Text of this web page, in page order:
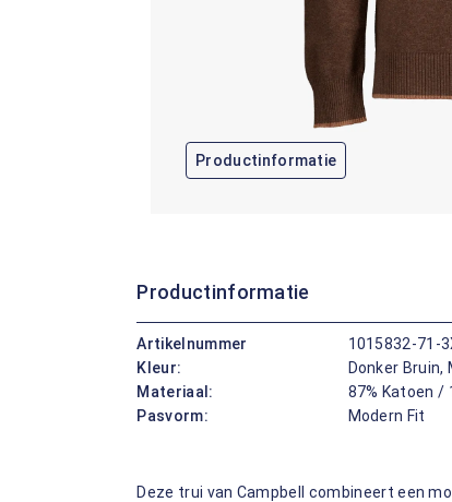
Productinformatie
Productinformatie
Artikelnummer
1015832-71-
Kleur:
Donker Bruin,
Materiaal:
87% Katoen /
Pasvorm:
Modern Fit
Deze trui van Campbell combineert een